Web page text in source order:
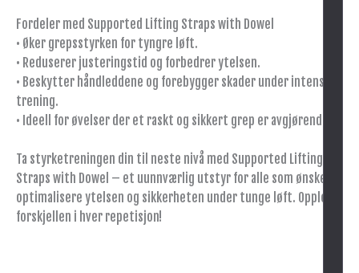
Fordeler med Supported Lifting Straps with Dowel
• Øker grepsstyrken for tyngre løft.
• Reduserer justeringstid og forbedrer ytelsen.
• Beskytter håndleddene og forebygger skader under intensiv
trening.
• Ideell for øvelser der et raskt og sikkert grep er avgjørende.
Ta styrketreningen din til neste nivå med Supported Lifting
Straps with Dowel – et uunnværlig utstyr for alle som ønsker å
optimalisere ytelsen og sikkerheten under tunge løft. Opplev
forskjellen i hver repetisjon!